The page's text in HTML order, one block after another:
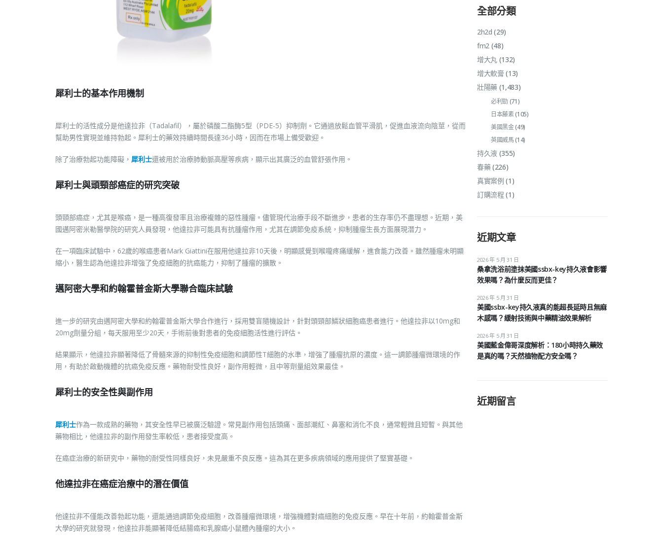
犀利士的基本作用機制
犀利士的活性成分是他達拉非（Tadalafil），屬於磷酸二酯酶5型（PDE-5）抑制劑。它通過放鬆血管平滑肌，促進血液流向陰莖，從而
幫助男性實現並維持勃起。犀利士的藥效持續時間長達36小時，因而在市場上備受歡迎。
除了治療勃起功能障礙， 犀利士還被用於治療肺動脈高壓等疾病，顯示出其廣泛的血管舒張作用。
犀利士與頭頸部癌症的研究突破
頭頸部癌症，尤其是喉癌，是一種高復發率且治療複雜的惡性腫瘤。儘管現代治療手段不斷進步，患者的生存率仍不盡理想。近期，美
國邁阿密米勒醫學院的研究人員發現，他達拉非可能具有抗腫瘤作用，尤其在調節免疫系統，抑制腫瘤生長方面展現潛力。
在一項臨床試驗中，62歲的喉癌患者Mark Giattini在服用他達拉非10天後，明顯感覺到喉嚨疼痛緩解，進食能力改善。雖然腫瘤未明顯
縮小，醫生認為他達拉非增強了免疫細胞的抗癌能力，抑制了腫瘤的擴散。
邁阿密大學和約翰霍普金斯大學聯合臨床試驗
進一步的研究由邁阿密大學和約翰霍普金斯大學合作進行，採用雙盲隨機設計，針對頭頸部鱗狀細胞癌患者進行。他達拉非以10mg和
20mg劑量分組，每天服用至少20天，手術前後對患者的免疫細胞活性進行評估。
結果顯示，他達拉非顯著降低了骨髓來源的抑制性免疫細胞和調節性T細胞的水準，增強了腫瘤抗原的濃度。這一調節腫瘤微環境的作
用，有助於啟動機體的抗癌免疫反應。藥物耐受性良好，副作用輕微，且中等劑量組效果最佳。
犀利士的安全性與副作用
犀利士作為一款成熟的藥物，其安全性早已被廣泛驗證。常見副作用包括頭痛、面部潮紅、鼻塞和消化不良，通常輕微且短暫。與其他
藥物相比，他達拉非的副作用發生率較低，患者接受度高。
在癌症治療的新研究中，藥物的耐受性同樣良好，未見嚴重不良反應。這為其在更多疾病領域的應用提供了堅實基礎。
他達拉非在癌症治療中的潛在價值
他達拉非不僅能改善勃起功能，還能通過調節免疫細胞，改善腫瘤微環境，增強機體對癌細胞的免疫反應。早在十年前，約翰霍普金斯
大學的研究就發現，他達拉非能顯著降低結腸癌和乳腺癌小鼠體內腫瘤的大小。
全部分類
2h2d (29)
fm2(48)
增大丸(132)
增大軟膏 (13)
壯陽藥(1,483)
必利勁(71)
日本藤素(105)
美國黑金(49)
英國威馬(14)
持久液(355)
春藥(226)
真實案例 (1)
訂購流程 (1)
近期文章
桑拿洗浴前塗抹美國ssbx-key持久液會影響
效果嗎？為什麼反而更佳？
2026 年 5 月 31 日
美國ssbx-key持久液真的能超長延時且無麻
木感嗎？緩射技術與中藥精油效果解析
2026 年 5 月 31 日
美國藍金偉哥深度解析：180小時持久藥效
是真的嗎？天然植物配方安全嗎？
2026 年 5 月 31 日
近期留言